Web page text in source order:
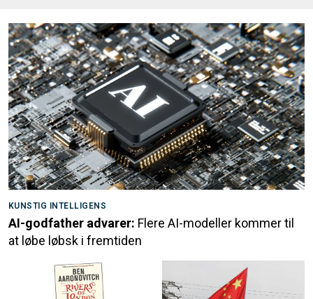
KUNSTIG INTELLIGENS
AI-godfather advarer: Flere AI-modeller kommer til
at løbe løbsk i fremtiden